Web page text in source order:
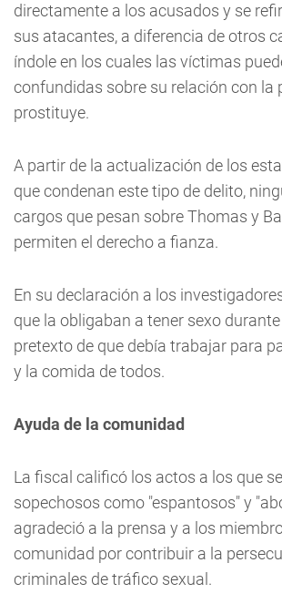
directamente a los acusados y se
sus atacantes, a diferencia de otros
índole en los cuales las víctimas
confundidas sobre su relación con la
prostituye.
A partir de la actualización de los
que condenan este tipo de delito,
cargos que pesan sobre Thomas y
permiten el derecho a fianza.
En su declaración a los
que la obligaban a tener sexo
pretexto de que debía trabajar para
y la comida de todos.
Ayuda de la comunidad
La fiscal calificó los actos a los que
sopechosos como "espantosos" y
agradeció a la prensa y a los
comunidad por contribuir a la
criminales de tráfico sexual.